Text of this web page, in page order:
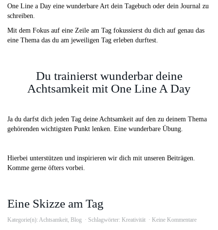
One Line a Day eine wunderbare Art dein Tagebuch oder dein Journal zu
schreiben.
Mit dem Fokus auf eine Zeile am Tag fokussierst du dich auf genau das
eine Thema das du am jeweiligen Tag erleben durftest.
Du trainierst wunderbar deine
Achtsamkeit mit One Line A Day
Ja du darfst dich jeden Tag deine Achtsamkeit auf den zu deinem Thema
gehörenden wichtigsten Punkt lenken. Eine wunderbare Übung.
Hierbei unterstützen und inspirieren wir dich mit unseren Beiträgen.
Komme gerne öfters vorbei.
Eine Skizze am Tag
Kategorie(n): Achtsamkeit, Blog Schlagwörter: Kreativität Keine Kommentare